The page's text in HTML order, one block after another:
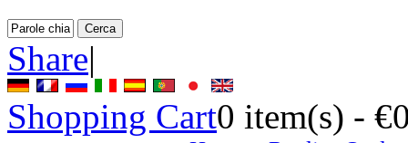
Share|
Shopping Cart0 item(s) -